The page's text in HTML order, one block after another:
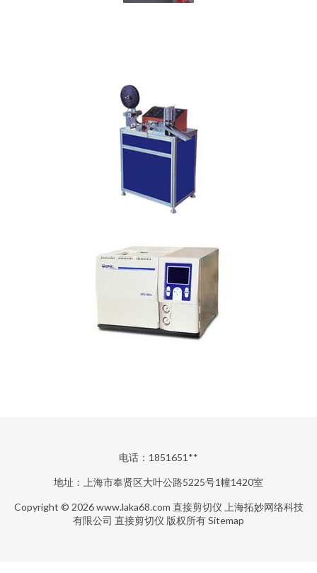
电话：1851651**
地址：上海市奉贤区大叶公路5225号1幢1420室
Copyright © 2026www.laka68.com 直接剪切仪 上海拓妙网络科技
有限公司 直接剪切仪 版权所有Sitemap